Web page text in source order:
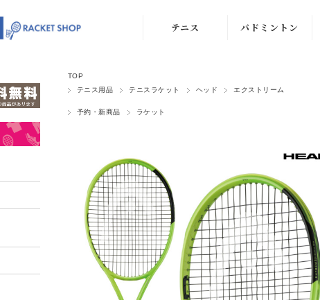
テニス
シューズ
ウェア
アクセサリ
バッグ
バドミントン
シューズ
シャトルコック
ウェア
アクセサリ
TOP
テニス用品
テニスラケット ヘッド エクストリーム
予約・新商品 ラケット